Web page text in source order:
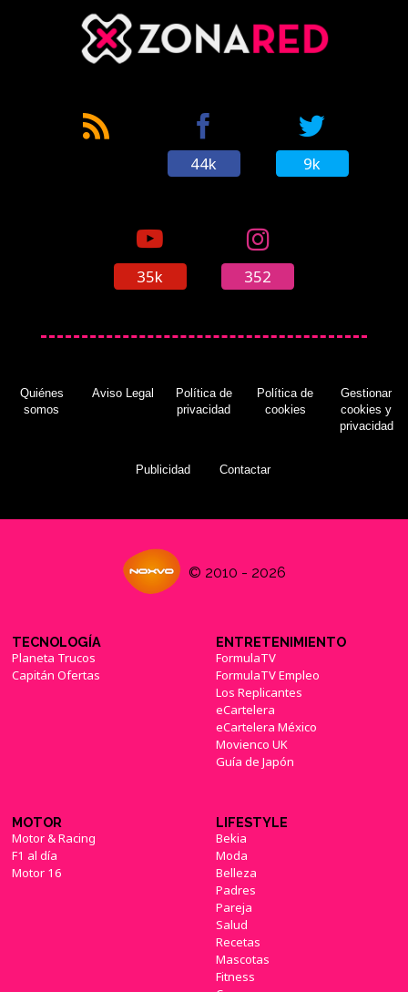
44k 9k
35k 352
Quiénes
somos
Aviso Legal
Política de
privacidad
Política de
cookies
Gestionar
cookies y
privacidad
Publicidad Contactar
© 2010 - 2026
TECNOLOGÍA
Planeta Trucos
Capitán Ofertas
ENTRETENIMIENTO
FormulaTV
FormulaTV Empleo
Los Replicantes
eCartelera
eCartelera México
Movienco UK
Guía de Japón
MOTOR
Motor & Racing
F1 al día
Motor 16
LIFESTYLE
Bekia
Moda
Belleza
Padres
Pareja
Salud
Recetas
Mascotas
Fitness